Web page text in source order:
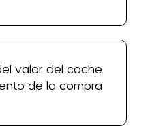
valor del coche
de la compra